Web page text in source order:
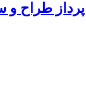
طراح و